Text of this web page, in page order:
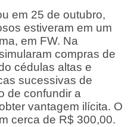
em 25 de outubro,
estiveram em um
em FW. Na
compras de
cédulas altas e
sucessivas de
de confundir a
vantagem ilícita. O
cerca de R$ 300,00.